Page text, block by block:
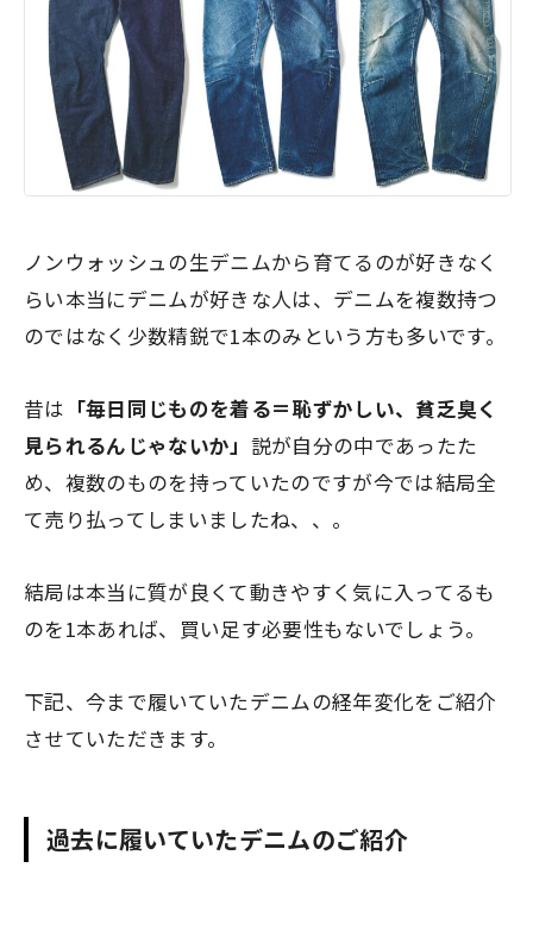
ノンウォッシュの生デニムから育てるのが好きなく
らい本当にデニムが好きな人は、 デニムを複数持つ
のではなく少数精鋭で1本のみ という方も多いです。
昔は 「毎日同じものを着る＝恥ずかしい、貧乏臭く
見られるんじゃないか」 説が自分の中であったた
め、複数のものを持っていたのですが今では結局全
て売り払ってしまいましたね、、。
結局は本当に質が良くて動きやすく気に入ってるも
のを1本あれば、買い足す必要性もないでしょう。
下記、今まで履いていたデニムの経年変化をご紹介
させていただきます。
過去に履いていたデニムのご紹介